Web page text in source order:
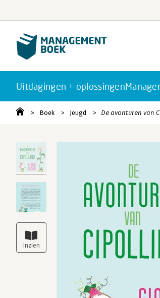
Uitdagingen + oplossingen
Boek Jeugd De avonturen van